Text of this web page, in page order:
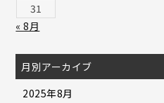
31
« 8月
月別アーカイブ
2025年8月